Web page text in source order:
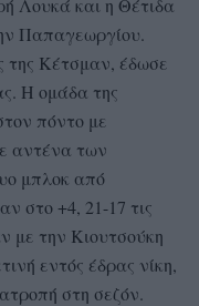
Λουκά και η Θέτιδα
Παπαγεωργίου.
της Κέτσμαν, έδωσε
Η ομάδα της
πόντο με
αντένα των
μπλοκ από
στο +4, 21-17 τις
με την Κιουτσούκη
εντός έδρας νίκη,
στη σεζόν.